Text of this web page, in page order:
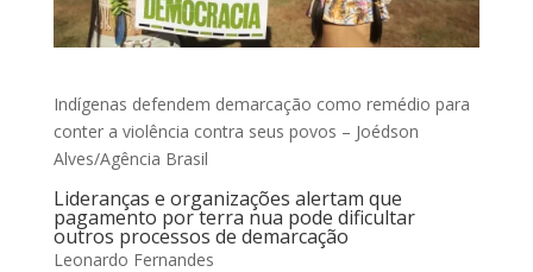
Indígenas defendem demarcação como remédio para
conter a violência contra seus povos – Joédson
Alves/Agência Brasil
Lideranças e organizações alertam que
pagamento por terra nua pode dificultar
outros processos de demarcação
Leonardo Fernandes